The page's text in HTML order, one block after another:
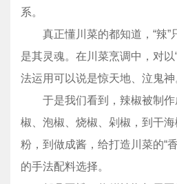
系。
真正懂川菜的都知道，“辣”
是其灵魂。在川菜烹调中，对以
法运用可以说是惊天地、泣鬼神
于是我们看到，辣椒被制
椒、泡椒、烧椒、剁椒，到干
粉，到做成酱，给打造川菜的“
的手法配料选择。